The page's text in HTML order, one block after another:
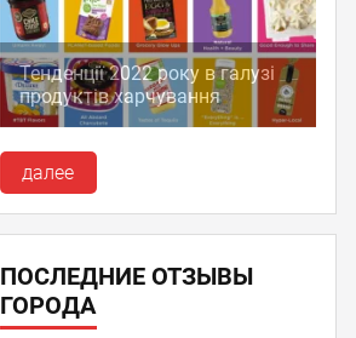
Тенденції 2022 року в галузі
продуктів харчування
далее
ПОСЛЕДНИЕ ОТЗЫВЫ
ГОРОДА